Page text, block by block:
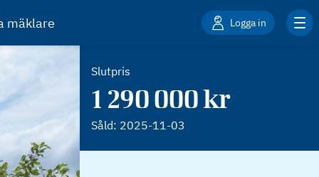
mäklare Logga in
Slutpris
1 290 000 kr
Såld: 2025-11-03